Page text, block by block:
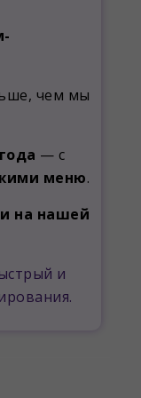
чем мы
— с
меню.
на нашей
и